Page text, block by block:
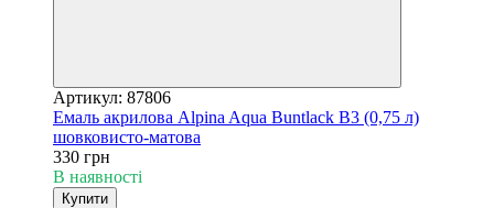
Артикул: 87806
Емаль акрилова Alpina Aqua Buntlack B3 (0,75 л)
шовковисто-матова
330 грн
В наявності
Купити